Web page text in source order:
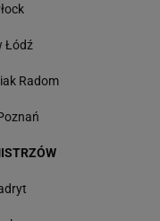
Łódź
Radom